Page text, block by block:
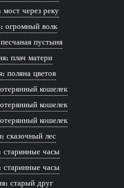
мост через реку
огромный волк
пустыня
плач матери
поляна цветов
кошелек
кошелек
кошелек
сказочный лес
старинные часы
старинные часы
старый друг